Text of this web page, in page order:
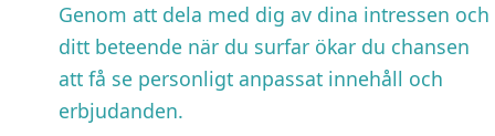
Genom att dela med dig av dina intressen och
ditt beteende när du surfar ökar du chansen
att få se personligt anpassat innehåll och
erbjudanden.